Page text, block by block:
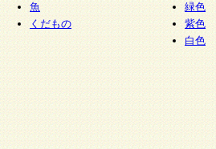
魚
くだもの
緑色
紫色
白色